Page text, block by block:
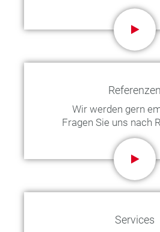
Referenzen
Wir werden gern
Fragen Sie uns nach
Services